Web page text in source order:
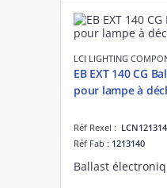
LCI LIGHTING
EB EXT 140 CG
pour lampe à
Réf Rexel :
Réf Fab : 1213140